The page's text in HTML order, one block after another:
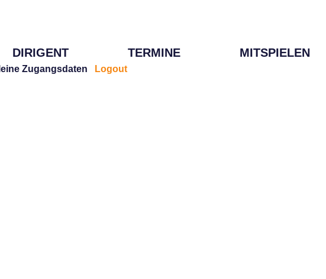
DIRIGENT TERMINE MITSPIELEN
Zugangsdaten Logout